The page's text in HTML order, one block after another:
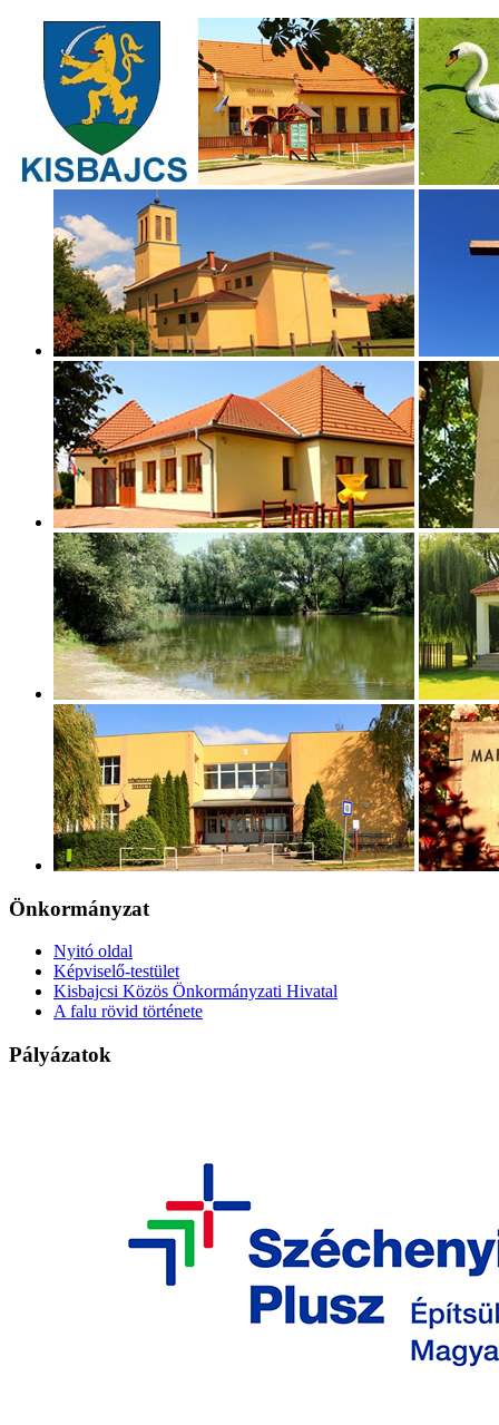
Önkormányzat
Nyitó oldal
Képviselő-testület
Kisbajcsi Közös Önkormányzati Hivatal
A falu rövid története
Pályázatok